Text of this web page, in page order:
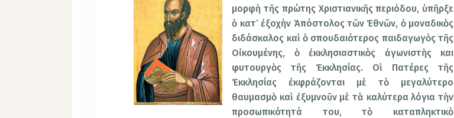
μορφὴ τῆς πρώτης Χριστιανικῆς περιόδου, ὑπῆρξε
ὁ κατ’ ἐξοχὴν Ἀπόστολος τῶν Ἐθνῶν, ὁ μοναδικὸς
διδάσκαλος καὶ ὁ σπουδαιότερος παιδαγωγὸς τῆς
Οἰκουμένης, ὁ ἐκκλησιαστικὸς ἀγωνιστὴς και
φυτουργὸς τῆς Ἐκκλησίας. Οἱ Πατέρες τῆς
Ἐκκλησίας ἐκφράζονται μὲ τὸ μεγαλύτερο
θαυμασμὸ καὶ ἐξυμνοῦν μὲ τὰ καλύτερα λόγια τὴν
προσωπικότητά του, τὸ καταπληκτικὸ